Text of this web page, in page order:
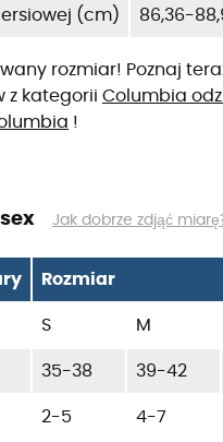
(cm) 86,36-
rozmiar! Poznaj
z kategorii Columbia
!
Jak dobrze zdjąć
Rozmiar
S M
35-38 39-42
2-5 4-7